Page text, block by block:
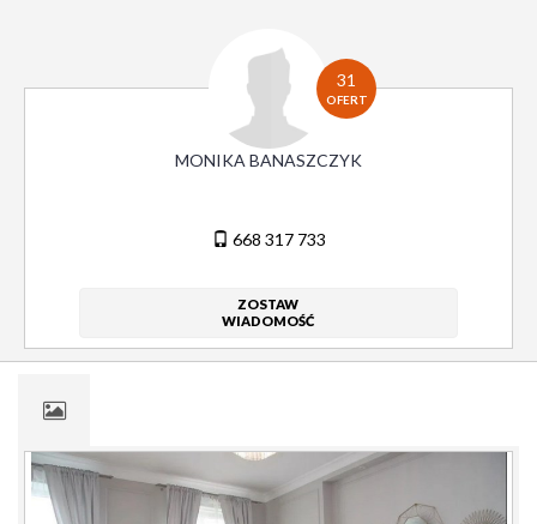
31
OFERT
MONIKA BANASZCZYK
668 317 733
ZOSTAW
WIADOMOŚĆ